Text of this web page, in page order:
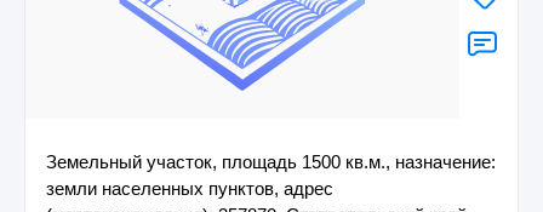
Земельный участок, площадь 1500 кв.м., назначение:
земли населенных пунктов, адрес